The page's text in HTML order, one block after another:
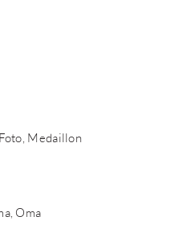
Medaillon
Oma